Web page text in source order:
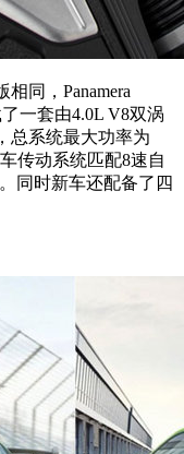
相同，Panamera
了一套由4.0L V8双涡
总系统最大功率为
传动系统匹配8速自
同时新车还配备了四